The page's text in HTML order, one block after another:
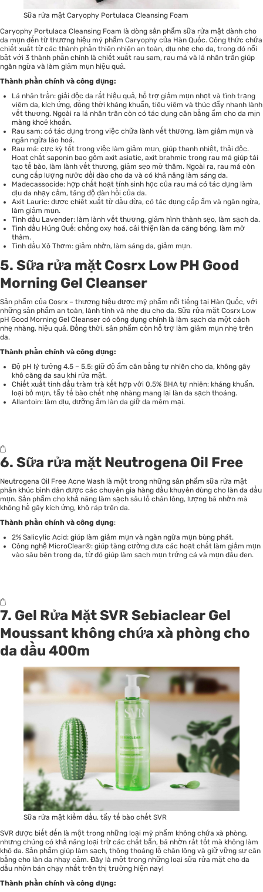
Sữa rửa mặt Caryophy Portulaca Cleansing Foam
Caryophy Portulaca Cleansing Foam là dòng sản phẩm sữa rửa mặt dành cho
da mụn đến từ thương hiệu mỹ phẩm Caryophy của Hàn Quốc. Công thức chứa
chiết xuất từ các thành phần thiên nhiên an toàn, dịu nhẹ cho da, trong đó nổi
bật với 3 thành phần chính là chiết xuất rau sam, rau má và lá nhân trần giúp
ngăn ngừa và làm giảm mụn hiệu quả.
Thành phần chính và công dụng:
Lá nhân trần: giải độc da rất hiệu quả, hỗ trợ giảm mụn nhọt và tình trạng
viêm da, kích ứng, đồng thời kháng khuẩn, tiêu viêm và thúc đẩy nhanh lành
vết thương. Ngoài ra lá nhân trân còn có tác dụng cân bằng ẩm cho da mịn
màng khoẻ khoắn.
Rau sam: có tác dụng trong việc chữa lành vết thương, làm giảm mụn và
ngăn ngừa lão hoá.
Rau má: cực kỳ tốt trong việc làm giảm mụn, giúp thanh nhiệt, thải độc.
Hoạt chất saponin bao gồm axit asiatic, axit brahmic trong rau má giúp tái
tạo tế bào, làm lành vết thương, giảm sẹo mờ thâm. Ngoài ra, rau má còn
cung cấp lượng nước dồi dào cho da và có khả năng làm sáng da.
Madecassocide: hợp chất hoạt tính sinh học của rau má có tác dụng làm
dịu da nhạy cảm, tăng độ đàn hồi của da.
Axit Lauric: được chiết xuất từ dầu dừa, có tác dụng cấp ẩm và ngăn ngừa,
làm giảm mụn.
Tinh dầu Lavender: làm lành vết thương, giảm hình thành sẹo, làm sạch da.
Tinh dầu Húng Quế: chống oxy hoá, cải thiện làn da căng bóng, làm mờ
thâm.
Tinh dầu Xô Thơm: giảm nhờn, làm sáng da, giảm mụn.
5. Sữa rửa mặt Cosrx Low PH Good
Morning Gel Cleanser
Sản phẩm của Cosrx – thương hiệu dược mỹ phẩm nổi tiếng tại Hàn Quốc, với
những sản phẩm an toàn, lành tính và nhẹ dịu cho da. Sữa rửa mặt Cosrx Low
pH Good Morning Gel Cleanser có công dụng chính là làm sạch da một cách
nhẹ nhàng, hiệu quả. Đồng thời, sản phẩm còn hỗ trợ làm giảm mụn nhẹ trên
da.
Thành phần chính và công dụng:
Độ pH lý tưởng 4.5 – 5.5: giữ độ ẩm cân bằng tự nhiên cho da, không gây
khô căng da sau khi rửa mặt.
Chiết xuất tinh dầu tràm trà kết hợp với 0,5% BHA tự nhiên: kháng khuẩn,
loại bỏ mụn, tẩy tế bào chết nhẹ nhàng mang lại làn da sạch thoáng.
Allantoin: làm dịu, dưỡng ẩm làn da giữ da mềm mại.
6. Sữa rửa mặt Neutrogena Oil Free
Neutrogena Oil Free Acne Wash là một trong những sản phẩm sữa rửa mặt
phân khúc bình dân được các chuyên gia hàng đầu khuyên dùng cho làn da dầu
mụn. Sản phẩm cho khả năng làm sạch sâu lỗ chân lông, lượng bã nhờn mà
không hề gây kích ứng, khô ráp trên da.
Thành phần chính và công dụng:
2% Salicylic Acid: giúp làm giảm mụn và ngăn ngừa mụn bùng phát.
Công nghệ MicroClear®: giúp tăng cường đưa các hoạt chất làm giảm mụn
vào sâu bên trong da, từ đó giúp làm sạch mụn trứng cá và mụn đầu đen.
7. Gel Rửa Mặt SVR Sebiaclear Gel
Moussant không chứa xà phòng cho
da dầu 400m
Sữa rửa mặt kiềm dầu, tẩy tế bào chết SVR
SVR được biết đến là một trong những loại mỹ phẩm không chứa xà phòng,
nhưng chúng có khả năng loại trừ các chất bẩn, bã nhờn rất tốt mà không làm
khô da. Sản phẩm giúp làm sạch, thông thoáng lỗ chân lông và giữ vững sự cân
bằng cho làn da nhạy cảm. Đây là một trong những loại sữa rửa mặt cho da
dầu nhờn bán chạy nhất trên thị trường hiện nay!
Thành phần chính và công dụng: